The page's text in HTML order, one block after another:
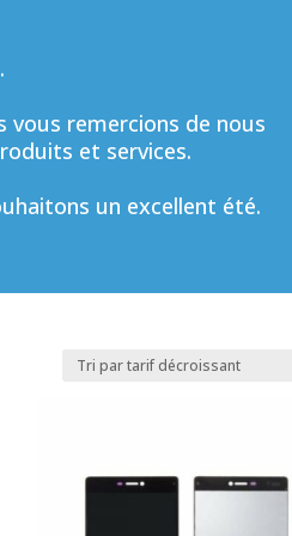
remercions de nous
et services.
un excellent été.